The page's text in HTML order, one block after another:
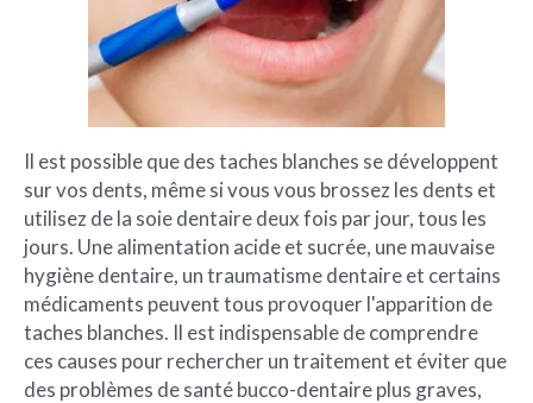
Il est possible que des taches blanches se développent
sur vos dents, même si vous vous brossez les dents et
utilisez de la soie dentaire deux fois par jour, tous les
jours. Une alimentation acide et sucrée, une mauvaise
hygiène dentaire, un traumatisme dentaire et certains
médicaments peuvent tous provoquer l'apparition de
taches blanches. Il est indispensable de comprendre
ces causes pour rechercher un traitement et éviter que
des problèmes de santé bucco-dentaire plus graves,